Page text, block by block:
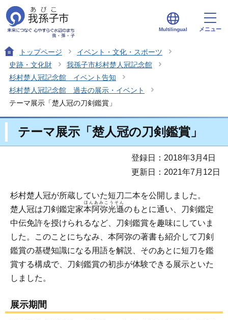
Multilingual メニュー
トップページ
イベント・文化・スポーツ
史跡・文化財
我孫子市杉村楚人冠記念館
杉村楚人冠記念館 イベント告知
杉村楚人冠記念館 過去の展示・イベント
テーマ展示「楚人冠の刀剣鑑賞」
テーマ展示「楚人冠の刀剣鑑賞」
登録日：2018年3月4日
更新日：2021年7月12日
杉村楚人冠が所蔵していた短刀二本を公開しました。
楚人冠は刀剣鑑定家本阿弥光遜
ほんあみこうそん
のもとに通い、刀剣鑑定
中伝免許を授けられるなど、刀剣鑑賞を趣味にしていま
した。このことにちなみ、本阿弥の著書も紹介して刀剣
鑑賞の基礎知識になる用語を解説、そのあとに短刀を鑑
賞する構成で、刀剣鑑賞の初歩が体験できる展示といた
しました。
展示期間